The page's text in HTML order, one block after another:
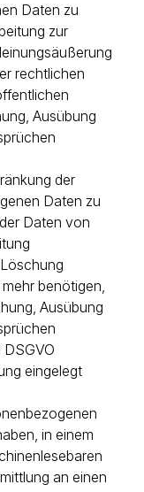
Daten zu
zur
rechtlichen
Ausübung
der
Daten zu
Daten von
benötigen,
Ausübung
eingelegt
in einem
an einen